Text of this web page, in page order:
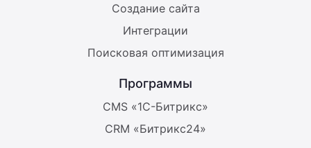
Создание сайта
Интеграции
Поисковая оптимизация
Программы
CMS «1С-Битрикс»
CRM «Битрикс24»